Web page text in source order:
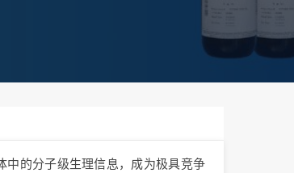
中的分子级生理信息，成为极具竞争